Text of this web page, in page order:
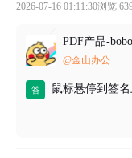
2026-07-16 01:11:30浏览
PDF产品-bobo
@金山办公
答 鼠标悬停到签